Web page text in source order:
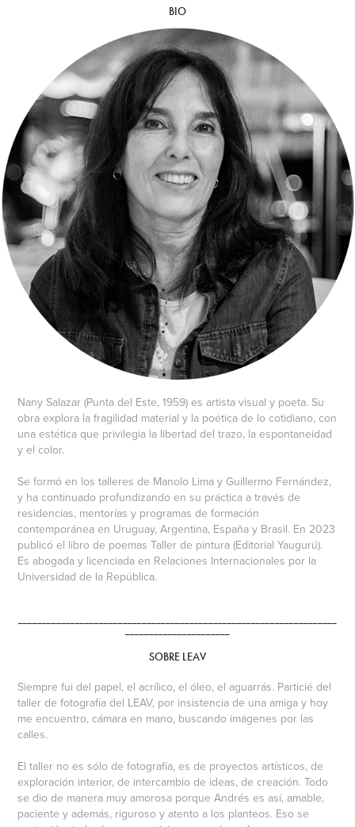
BIO
Nany Salazar (Punta del Este, 1959) es artista visual y poeta. Su
obra explora la fragilidad material y la poética de lo cotidiano, con
una estética que privilegia la libertad del trazo, la espontaneidad
y el color.
Se formó en los talleres de Manolo Lima y Guillermo Fernández,
y ha continuado profundizando en su práctica a través de
residencias, mentorías y programas de formación
contemporánea en Uruguay, Argentina, España y Brasil. En 2023
publicó el libro de poemas Taller de pintura (Editorial Yaugurú).
Es abogada y licenciada en Relaciones Internacionales por la
Universidad de la República.
SOBRE LEAV
Siempre fui del papel, el acrílico, el óleo, el aguarrás. Particié del
taller de fotografía del LEAV, por insistencia de una amiga y hoy
me encuentro, cámara en mano, buscando imágenes por las
calles.
El taller no es sólo de fotografía, es de proyectos artísticos, de
exploración interior, de intercambio de ideas, de creación. Todo
se dio de manera muy amorosa porque Andrés es así, amable,
paciente y además, riguroso y atento a los planteos. Eso se